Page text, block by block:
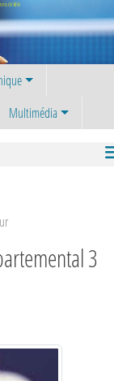
de Table
Multimédia
3